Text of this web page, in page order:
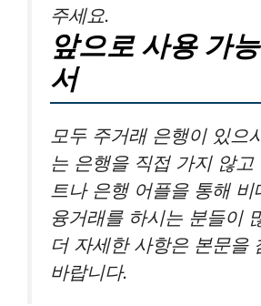
주세요.
앞으로 사용 가
서
모두 주거래 은행이 있으
는 은행을 직접 가지 않고
트나 은행 어플을 통해 비
융거래를 하시는 분들이
더 자세한 사항은 본문을
바랍니다.